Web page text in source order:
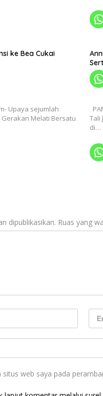
ke Bea Cukai
Upaya sejumlah
Melati Bersatu
Tali
di…
dipublikasikan. Ruas yang
situs web saya pada